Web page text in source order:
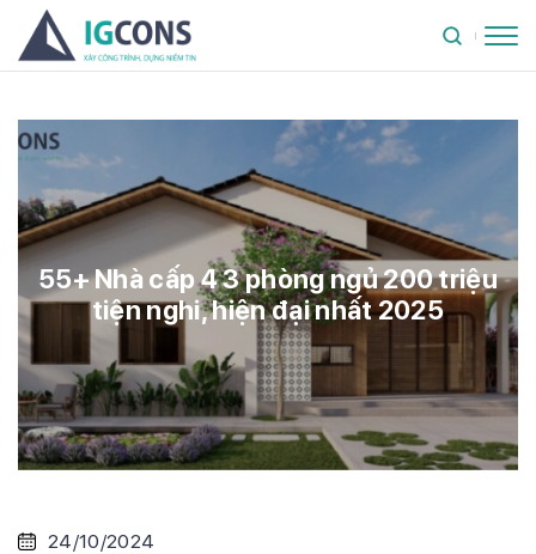
55+ Nhà cấp 4 3 phòng ngủ 200 triệu
tiện nghi, hiện đại nhất 2025
24/10/2024